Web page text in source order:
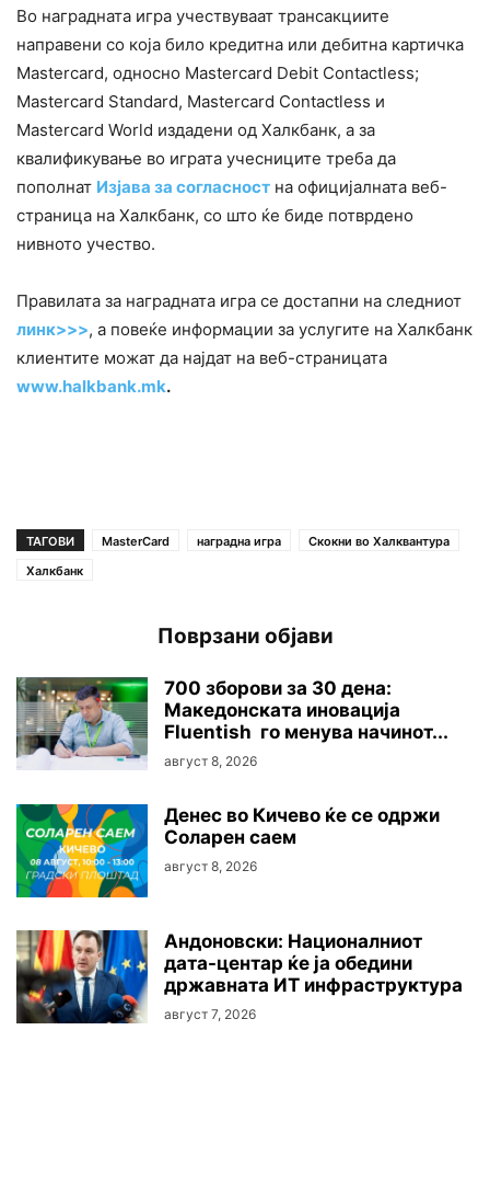
Во наградната игра учествуваат трансакциите
направени со која било кредитна или дебитна картичка
Mastercard, односно Mastercard Debit Contactless;
Mastercard Standard, Mastercard Contactless и
Mastercard World издадени од Халкбанк, а за
квалификување во играта учесниците треба да
пополнат Изјава за согласност на официјалната веб-
страница на Халкбанк, со што ќе биде потврдено
нивното учество.
Правилата за наградната игра се достапни на следниот
линк>>>, a повеќе информации за услугите на Халкбанк
клиентите можат да најдат на веб-страницата
www.halkbank.mk.
ТАГОВИ MasterCard наградна игра
Скокни во Халквантура
Халкбанк
Поврзани објави
700 зборови за 30 дена:
Македонската иновација
Fluentish го менува начинот...
август 8, 2026
Денес во Кичево ќе се одржи
Соларен саем
август 8, 2026
Андоновски: Националниот
дата-центар ќе ја обедини
државната ИТ инфраструктура
август 7, 2026